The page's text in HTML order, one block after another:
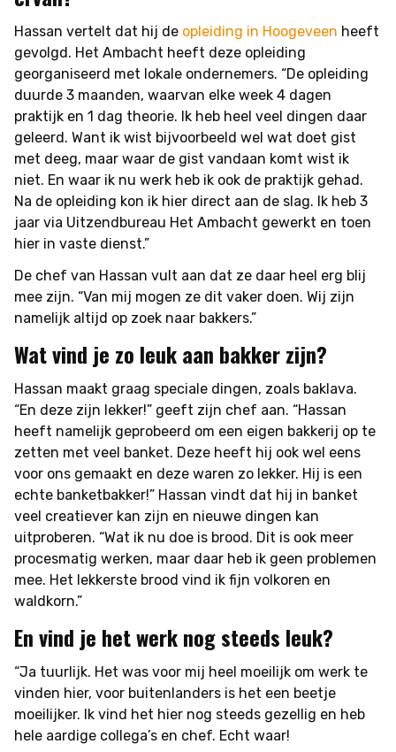
Hassan vertelt dat hij de opleiding in Hoogeveen heeft
gevolgd. Het Ambacht heeft deze opleiding
georganiseerd met lokale ondernemers. “De opleiding
duurde 3 maanden, waarvan elke week 4 dagen
praktijk en 1 dag theorie. Ik heb heel veel dingen daar
geleerd. Want ik wist bijvoorbeeld wel wat doet gist
met deeg, maar waar de gist vandaan komt wist ik
niet. En waar ik nu werk heb ik ook de praktijk gehad.
Na de opleiding kon ik hier direct aan de slag. Ik heb 3
jaar via Uitzendbureau Het Ambacht gewerkt en toen
hier in vaste dienst.”
De chef van Hassan vult aan dat ze daar heel erg blij
mee zijn. “Van mij mogen ze dit vaker doen. Wij zijn
namelijk altijd op zoek naar bakkers.”
Wat vind je zo leuk aan bakker zijn?
Hassan maakt graag speciale dingen, zoals baklava.
“En deze zijn lekker!” geeft zijn chef aan. “Hassan
heeft namelijk geprobeerd om een eigen bakkerij op te
zetten met veel banket. Deze heeft hij ook wel eens
voor ons gemaakt en deze waren zo lekker. Hij is een
echte banketbakker!” Hassan vindt dat hij in banket
veel creatiever kan zijn en nieuwe dingen kan
uitproberen. “Wat ik nu doe is brood. Dit is ook meer
procesmatig werken, maar daar heb ik geen problemen
mee. Het lekkerste brood vind ik fijn volkoren en
waldkorn.”
En vind je het werk nog steeds leuk?
“Ja tuurlijk. Het was voor mij heel moeilijk om werk te
vinden hier, voor buitenlanders is het een beetje
moeilijker. Ik vind het hier nog steeds gezellig en heb
hele aardige collega’s en chef. Echt waar!